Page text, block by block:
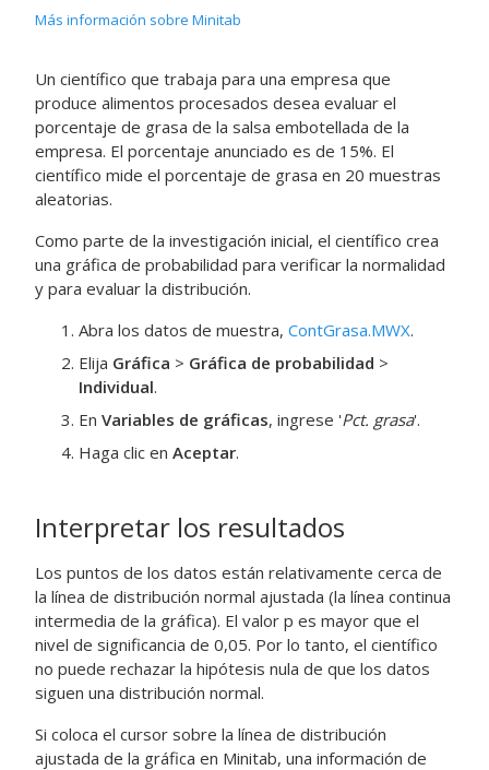
Más información sobre Minitab
Un científico que trabaja para una empresa que
produce alimentos procesados desea evaluar el
porcentaje de grasa de la salsa embotellada de la
empresa. El porcentaje anunciado es de 15%. El
científico mide el porcentaje de grasa en 20 muestras
aleatorias.
Como parte de la investigación inicial, el científico crea
una gráfica de probabilidad para verificar la normalidad
y para evaluar la distribución.
Abra los datos de muestra, ContGrasa.MWX.
Elija Gráfica > Gráfica de probabilidad >
Individual.
En Variables de gráficas, ingrese 'Pct. grasa'.
Haga clic en Aceptar.
Interpretar los resultados
Los puntos de los datos están relativamente cerca de
la línea de distribución normal ajustada (la línea continua
intermedia de la gráfica). El valor p es mayor que el
nivel de significancia de 0,05. Por lo tanto, el científico
no puede rechazar la hipótesis nula de que los datos
siguen una distribución normal.
Si coloca el cursor sobre la línea de distribución
ajustada de la gráfica en Minitab, una información de